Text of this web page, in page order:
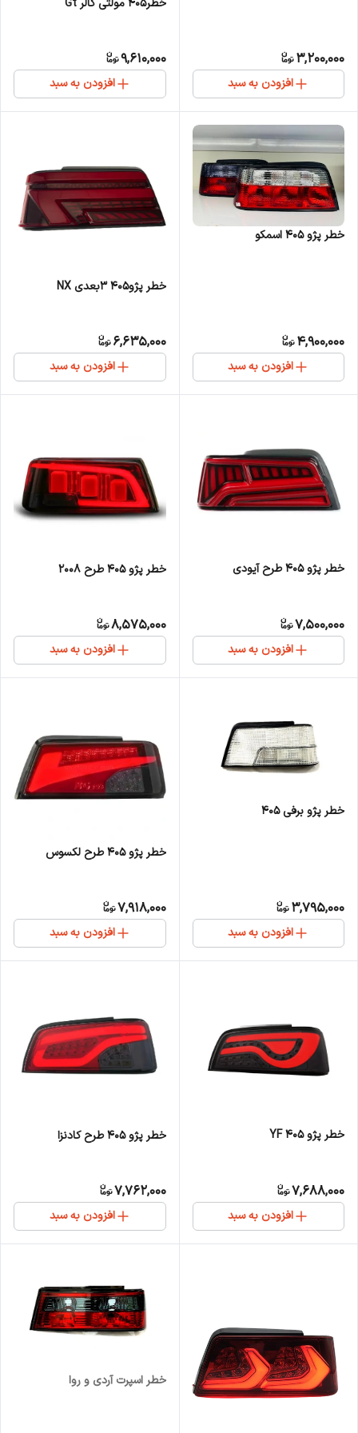
3,200,000
افزودن به سبد
خطر405 مولتی کالر Gt
9,610,000
افزودن به سبد
خطر پژو 405 اسمکو
4,900,000
افزودن به سبد
خطر پژو405 3بعدی NX
6,635,000
افزودن به سبد
خطر پژو 405 طرح آیودی
7,500,000
افزودن به سبد
خطر پژو 405 طرح 2008
8,575,000
افزودن به سبد
خطر پژو برفی 405
3,795,000
افزودن به سبد
خطر پژو 405 طرح لکسوس
7,918,000
افزودن به سبد
خطر پژو 405 YF
7,688,000
افزودن به سبد
خطر پژو 405 طرح کادنزا
7,762,000
افزودن به سبد
خطر اسپرت آردی و روا